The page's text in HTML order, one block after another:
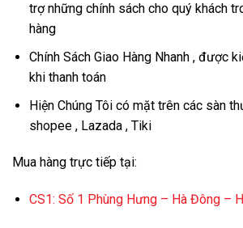
trợ những chính sách cho quý khách
hàng
Chính Sách Giao Hàng Nhanh , được
khi thanh toán
Hiện Chúng Tôi có mặt trên các sàn
shopee , Lazada , Tiki
Mua hàng trực tiếp tại:
CS1: Số 1 Phùng Hưng – Hà Đông –